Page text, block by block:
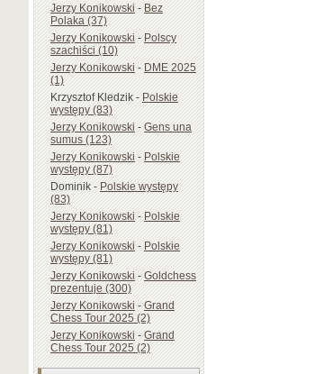
Jerzy Konikowski-Bez
Polaka (37)
Jerzy Konikowski-Polscy
szachiści (10)
Jerzy Konikowski-DME 2025
(1)
Krzysztof Kledzik-Polskie
występy (83)
Jerzy Konikowski-Gens una
sumus (123)
Jerzy Konikowski-Polskie
występy (87)
Dominik-Polskie występy
(83)
Jerzy Konikowski-Polskie
występy (81)
Jerzy Konikowski-Polskie
występy (81)
Jerzy Konikowski-Goldchess
prezentuje (300)
Jerzy Konikowski-Grand
Chess Tour 2025 (2)
Jerzy Konikowski-Grand
Chess Tour 2025 (2)